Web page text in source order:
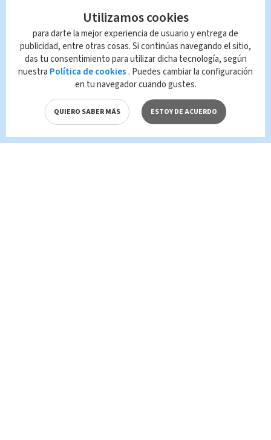
Nacional covid-19
Queda prohibida la reproducción total o
parcial del contenido de esta página, mismo
que es propiedad de TELEDIARIO; su
reproducción no autorizada constituye una
infracción y un delito de conformidad con las
leyes aplicables.
Utilizamos cookies
para darte la mejor experiencia de usuario y entrega de
publicidad, entre otras cosas. Si continúas navegando el sitio,
das tu consentimiento para utilizar dicha tecnología, según
nuestra Política de cookies . Puedes cambiar la configuración
en tu navegador cuando gustes.
QUIERO SABER MÁS ESTOY DE ACUERDO